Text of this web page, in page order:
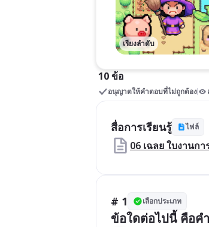
เรียงลำดับ
10 ข้อ
อนุญาตให้คำตอบที่ไม่ถูกต้อง
สื่อการเรียนรู้ ไฟล์
06 เฉลย ใบงานก
# 1 เลือกประเภท
ข้อใดต่อไปนี้ คือค